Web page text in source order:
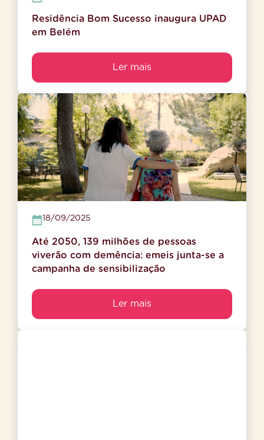
Residência Bom Sucesso inaugura UPAD
em Belém
Ler mais
18/09/2025
Até 2050, 139 milhões de pessoas
viverão com demência: emeis junta-se a
campanha de sensibilização
Ler mais